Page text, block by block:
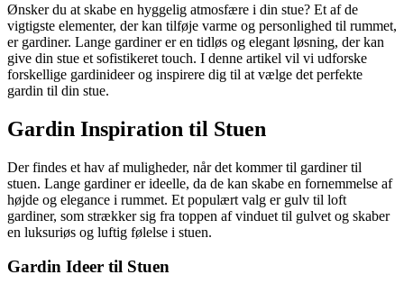
Ønsker du at skabe en hyggelig atmosfære i din stue? Et af de
vigtigste elementer, der kan tilføje varme og personlighed til rummet,
er gardiner. Lange gardiner er en tidløs og elegant løsning, der kan
give din stue et sofistikeret touch. I denne artikel vil vi udforske
forskellige gardinideer og inspirere dig til at vælge det perfekte
gardin til din stue.
Gardin Inspiration til Stuen
Der findes et hav af muligheder, når det kommer til gardiner til
stuen. Lange gardiner er ideelle, da de kan skabe en fornemmelse af
højde og elegance i rummet. Et populært valg er gulv til loft
gardiner, som strækker sig fra toppen af vinduet til gulvet og skaber
en luksuriøs og luftig følelse i stuen.
Gardin Ideer til Stuen